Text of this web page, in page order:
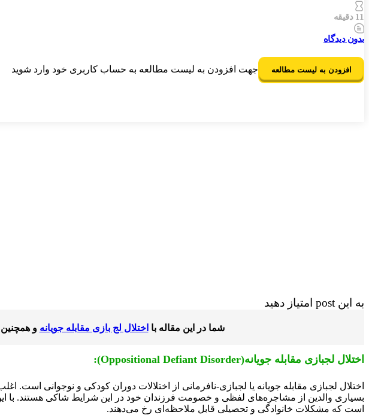
11 دقیقه
بدون دیدگاه
افزودن به لیست مطالعه جهت افزودن به لیست مطالعه به حساب کاربری خود وارد شوید
به این post امتیاز دهید
شما در این مقاله با اختلال لج بازی مقابله جویانه و همچنین
اختلال لجبازی مقابله جویانه(Oppositional Defiant Disorder
):
اختلال لجبازی مقابله جویانه یا لجبازی-نافرمانی از اختلالات دوران کودکی و نوجوانی
بسیاری والدین از مشاجره‌های لفظی و خصومت فرزندان خود در این شرایط شاکی هستند. با این
است که مشکلات خانوادگی و تحصیلی قابل ملاحظه‌ای رخ می‌دهند.